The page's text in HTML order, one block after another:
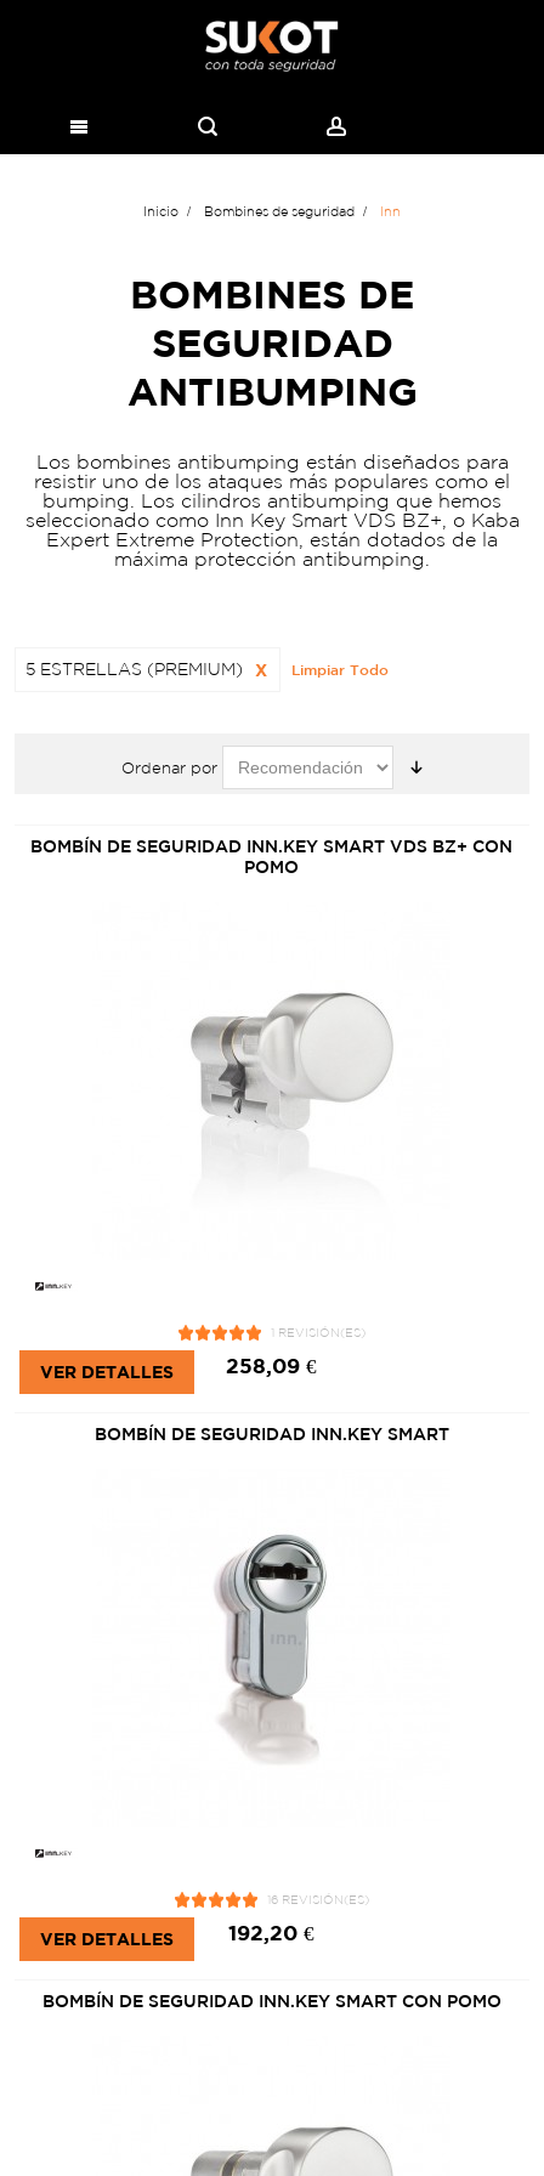
Inicio Bombines de seguridad Inn
BOMBINES DE
SEGURIDAD
ANTIBUMPING
Los bombines antibumping están diseñados para
resistir uno de los ataques más populares como el
bumping. Los cilindros antibumping que hemos
seleccionado como Inn Key Smart VDS BZ+, o Kaba
Expert Extreme Protection, están dotados de la
máxima protección antibumping.
5 ESTRELLAS (PREMIUM) X Limpiar Todo
Ordenar por
BOMBÍN DE SEGURIDAD INN.KEY SMART VDS BZ+ CON
POMO
1 REVISIÓN(ES)
258,09 €
VER DETALLES
BOMBÍN DE SEGURIDAD INN.KEY SMART
16 REVISIÓN(ES)
192,20 €
VER DETALLES
BOMBÍN DE SEGURIDAD INN.KEY SMART CON POMO